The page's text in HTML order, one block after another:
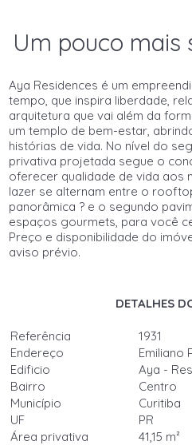
Um pouco mais
Aya Residences é um
tempo, que inspira liberdade,
arquitetura que vai além da
um templo de bem-estar,
histórias de vida. No nível do
privativa projetada segue o
oferecer qualidade de vida aos
lazer se alternam entre o
panorâmica ? e o segundo
espaços gourmets, para você
Preço e disponibilidade do
aviso prévio.
DETALHES
Referência
1931
Endereço
Emiliano
Edificio
Aya -
Bairro
Centro
Município
Curitiba
UF
PR
Área privativa
41,15 m²